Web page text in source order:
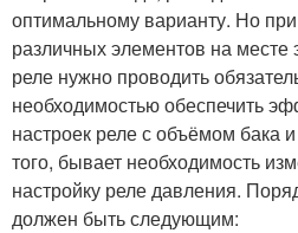
оптимальному варианту. Но
различных элементов на месте
реле нужно проводить
необходимостью обеспечить
настроек реле с объёмом бака
того, бывает необходимость
настройку реле давления.
должен быть следующим: